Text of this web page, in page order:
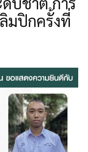
มปิกครั้งที่